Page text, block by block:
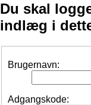
Du skal
indlæg i
Brugernavn:
Adgangskode: